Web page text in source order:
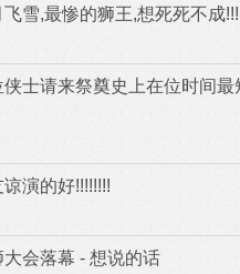
飞雪,最惨的狮王,想死死不成!!!
侠士请来祭奠史上在位时间
谅演的好!!!!!!!!
大会落幕 - 想说的话